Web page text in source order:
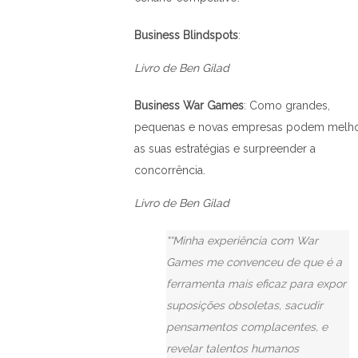
Business Blindspots:
Livro de Ben Gilad
Business War Games: Como grandes,
pequenas e novas empresas podem
as suas estratégias e surpreender a
concorrência.
Livro de Ben Gilad
“Minha experiência com War
Games me convenceu de que é a
ferramenta mais eficaz para expor
suposições obsoletas, sacudir
pensamentos complacentes, e
revelar talentos humanos